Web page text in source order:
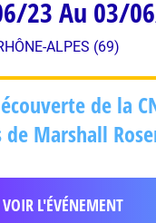
23 Au 03/
ALPES (69)
de la
de Marshall
VOIR L'ÉVÉNEMENT